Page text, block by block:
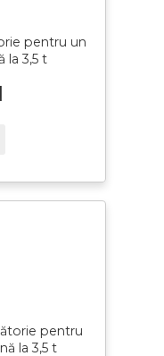
pentru un
la 3,5 t
pentru
la 3,5 t